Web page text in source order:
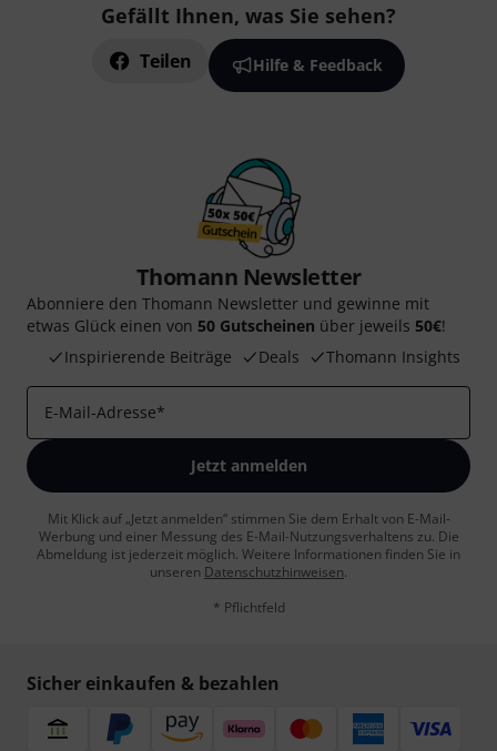
Gefällt Ihnen, was Sie sehen?
Teilen Hilfe & Feedback
Thomann Newsletter
Abonniere den Thomann Newsletter und gewinne mit
etwas Glück einen von 50 Gutscheinen über jeweils 50€!
Inspirierende Beiträge
Deals Thomann Insights
E-Mail-Adresse*
Jetzt anmelden
Mit Klick auf „Jetzt anmelden“ stimmen Sie dem Erhalt von E-Mail-
Werbung und einer Messung des E-Mail-Nutzungsverhaltens zu. Die
Abmeldung ist jederzeit möglich. Weitere Informationen finden Sie in
unseren Datenschutzhinweisen.
* Pflichtfeld
Sicher einkaufen & bezahlen